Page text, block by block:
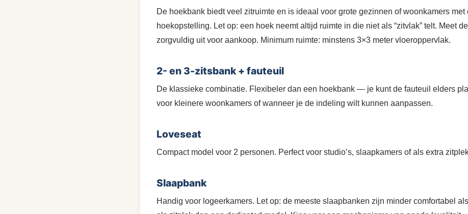
De hoekbank biedt veel zitruimte en is ideaal voor grote gezinnen of woonkamers met
hoekopstelling. Let op: een hoek neemt altijd ruimte in die niet als “zitvlak” telt. Meet
zorgvuldig uit voor aankoop. Minimum ruimte: minstens 3×3 meter vloeroppervlak.
2- en 3-zitsbank + fauteuil
De klassieke combinatie. Flexibeler dan een hoekbank — je kunt de fauteuil elders
voor kleinere woonkamers of wanneer je de indeling wilt kunnen aanpassen.
Loveseat
Compact model voor 2 personen. Perfect voor studio’s, slaapkamers of als extra
Slaapbank
Handig voor logeerkamers. Let op: de meeste slaapbanken zijn minder comfortabel